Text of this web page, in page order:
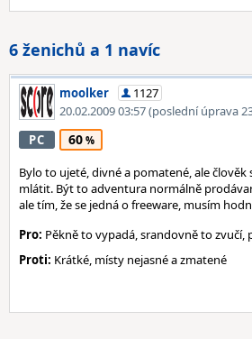
6 ženichů a 1 navíc
moolker
1127
20.02.2009 03:57(poslední úprava
PC 60
Bylo to ujeté, divné a pomatené, ale člověk
mlátit. Být to adventura normálně
ale tím, že se jedná o freeware, musím
Pro: Pěkně to vypadá, srandovně to zvučí,
Proti: Krátké, místy nejasné a zmatené